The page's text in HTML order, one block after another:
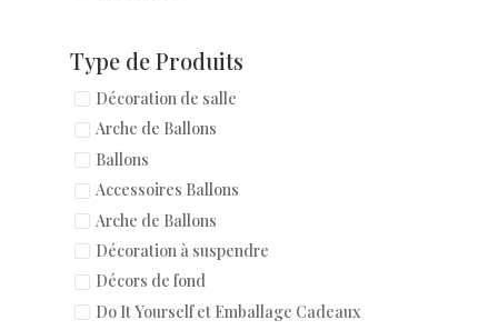
Type de Produits
Décoration de salle
Arche de Ballons
Ballons
Accessoires Ballons
Arche de Ballons
Décoration à suspendre
Décors de fond
Do It Yourself et Emballage Cadeaux